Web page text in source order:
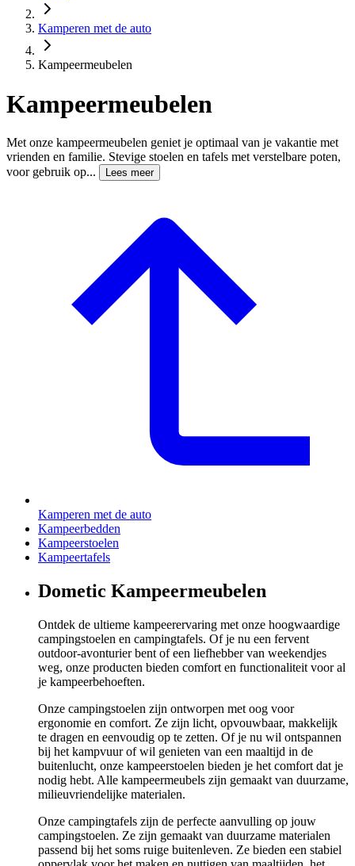
Kamperen met de auto
Kampeermeubelen
Kampeermeubelen
Met onze kampeermeubelen geniet je optimaal van je vakantie met
vrienden en familie. Stevige stoelen en tafels met verstelbare poten,
voor gebruik op...
Lees meer
Kamperen met de auto
Kampeerbedden
Kampeerstoelen
Kampeertafels
Dometic Kampeermeubelen
Ontdek de ultieme kampeerervaring met onze hoogwaardige
campingstoelen en campingtafels. Of je nu een fervent
outdoor-avonturier bent of een liefhebber van weekendjes
weg, onze producten bieden comfort en functionaliteit voor al
je kampeerbehoeften.
Onze campingstoelen zijn ontworpen met oog voor
ergonomie en comfort. Ze zijn licht, opvouwbaar, makkelijk
te dragen en eenvoudig op te zetten. Of je nu wil ontspannen
bij het kampvuur of wil genieten van een maaltijd in de
buitenlucht, onze kampeerstoelen bieden je het comfort dat je
nodig hebt. Alle kampeermeubels zijn gemaakt van duurzame,
milieuvriendelijke materialen.
Onze campingtafels zijn de perfecte aanvulling op jouw
campingstoelen. Ze zijn gemaakt van duurzame materialen
passend bij het soms ruige buitenleven. Ze bieden een stabiel